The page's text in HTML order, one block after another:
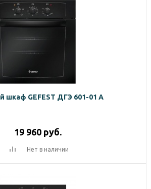
шкаф GEFEST ДГЭ 601-01 А
19 960 руб.
Нет в наличии